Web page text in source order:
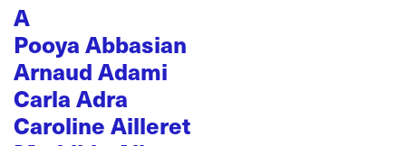
A
Pooya Abbasian
Arnaud Adami
Carla Adra
Caroline Ailleret